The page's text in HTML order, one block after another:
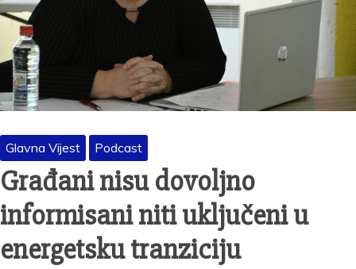
Glavna Vijest Podcast
Građani nisu dovoljno
informisani niti uključeni u
energetsku tranziciju